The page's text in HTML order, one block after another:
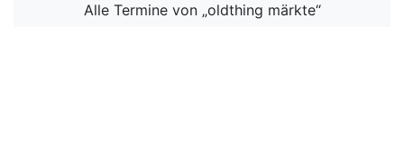
Alle Termine von „oldthing märkte“